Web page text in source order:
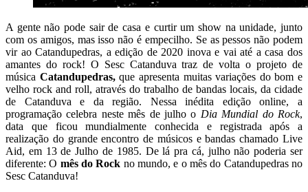
A gente não pode sair de casa e curtir um show na unidade, junto
com os amigos, mas isso não é empecilho. Se as pessos não podem
vir ao Catandupedras, a edição de 2020 inova e vai até a casa dos
amantes do rock! O Sesc Catanduva traz de volta o projeto de
música Catandupedras,que apresenta muitas variações do bom e
velho rock and roll, através do trabalho de bandas locais, da cidade
de Catanduva e da região. Nessa inédita edição online, a
programação celebra neste mês de julho o Dia Mundial do Rock,
data que ficou mundialmente conhecida e registrada após a
realização do grande encontro de músicos e bandas chamado Live
Aid, em 13 de Julho de 1985. De lá pra cá, julho não poderia ser
diferente: O mês do Rock no mundo, e o mês do Catandupedras no
Sesc Catanduva!